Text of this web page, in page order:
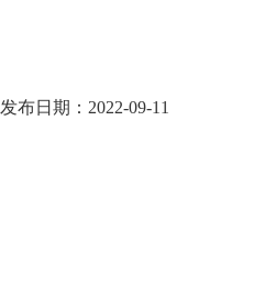
发布日期：2022-09-11